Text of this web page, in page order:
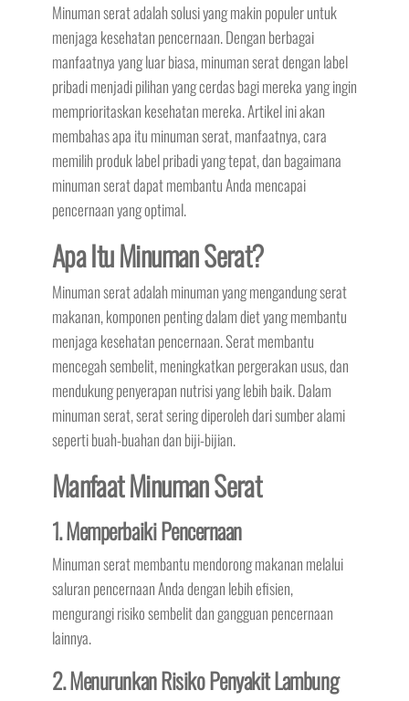
Minuman serat adalah solusi yang makin populer untuk
menjaga kesehatan pencernaan. Dengan berbagai
manfaatnya yang luar biasa, minuman serat dengan label
pribadi menjadi pilihan yang cerdas bagi mereka yang ingin
memprioritaskan kesehatan mereka. Artikel ini akan
membahas apa itu minuman serat, manfaatnya, cara
memilih produk label pribadi yang tepat, dan bagaimana
minuman serat dapat membantu Anda mencapai
pencernaan yang optimal.
Apa Itu Minuman Serat?
Minuman serat adalah minuman yang mengandung serat
makanan, komponen penting dalam diet yang membantu
menjaga kesehatan pencernaan. Serat membantu
mencegah sembelit, meningkatkan pergerakan usus, dan
mendukung penyerapan nutrisi yang lebih baik. Dalam
minuman serat, serat sering diperoleh dari sumber alami
seperti buah-buahan dan biji-bijian.
Manfaat Minuman Serat
1. Memperbaiki Pencernaan
Minuman serat membantu mendorong makanan melalui
saluran pencernaan Anda dengan lebih efisien,
mengurangi risiko sembelit dan gangguan pencernaan
lainnya.
2. Menurunkan Risiko Penyakit Lambung